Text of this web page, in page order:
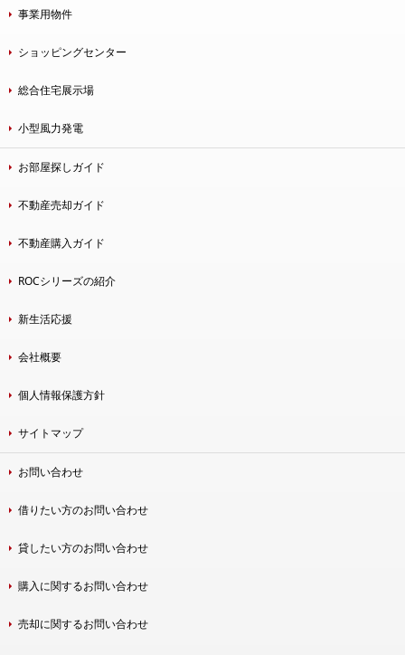
事業用物件
ショッピングセンター
総合住宅展示場
小型風力発電
お部屋探しガイド
不動産売却ガイド
不動産購入ガイド
ROCシリーズの紹介
新生活応援
会社概要
個人情報保護方針
サイトマップ
お問い合わせ
借りたい方のお問い合わせ
貸したい方のお問い合わせ
購入に関するお問い合わせ
売却に関するお問い合わせ